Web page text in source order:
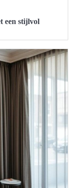
een stijlvol